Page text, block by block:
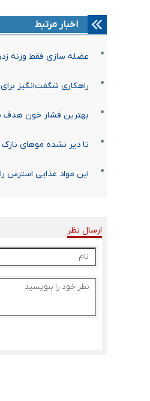
اخبار مرتبط
عضله سازی فقط وزنه
راهکاری شگفت‌انگیز
بهترین فشار خون هدف برای افراد ۶۰
تا دیر نشده موهای
این مواد غذایی استرس
ارسال نظر